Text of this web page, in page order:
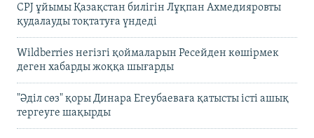
CPJ ұйымы Қазақстан билігін Лұқпан Ахмедияровты
қудалауды тоқтатуға үндеді
Wildberries негізгі қоймаларын Ресейден көшірмек
деген хабарды жоққа шығарды
"Әділ сөз" қоры Динара Егеубаеваға қатысты істі ашық
тергеуге шақырды